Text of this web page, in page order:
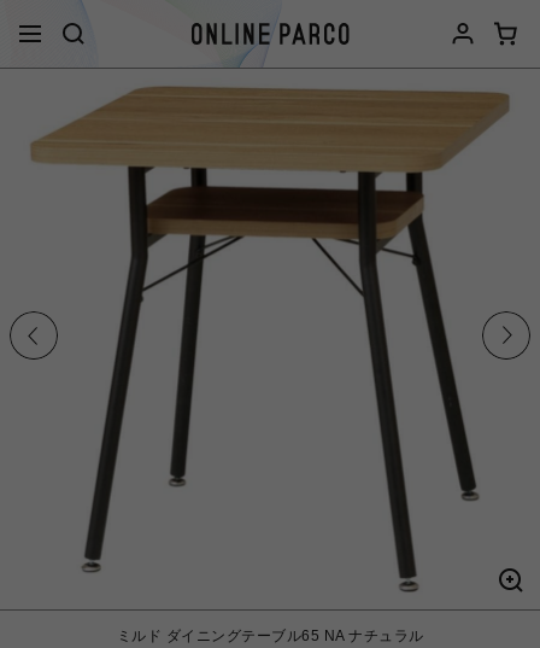
ミルド ダイニングテーブル65 NA ナチュラル